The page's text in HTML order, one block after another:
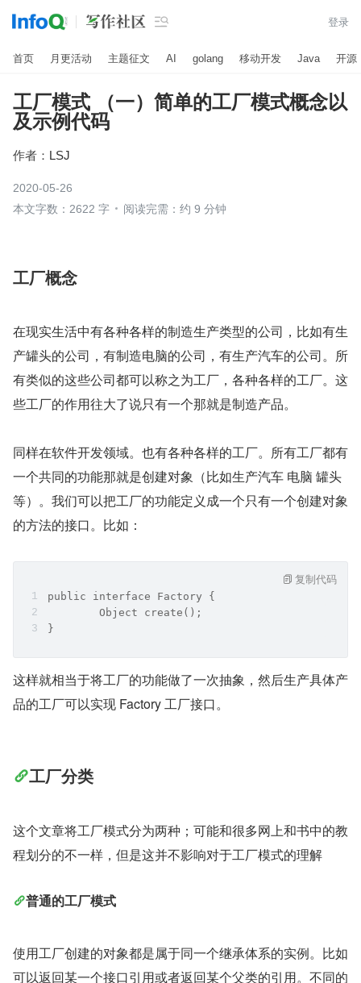
 登录
首页 月更活动 主题征文 AI golang 移动开发 Java 开源
工厂模式 （一）简单的工厂模式概念以
及示例代码
作者： LSJ
2020-05-26
本文字数：2622 字
阅读完需：约 9 分钟
工厂概念
在现实生活中有各种各样的制造生产类型的公司，比如有生
产罐头的公司，有制造电脑的公司，有生产汽车的公司。所
有类似的这些公司都可以称之为工厂，各种各样的工厂。这
些工厂的作用往大了说只有一个那就是制造产品。
同样在软件开发领域。也有各种各样的工厂。所有工厂都有
一个共同的功能那就是创建对象（比如生产汽车 电脑 罐头
等）。我们可以把工厂的功能定义成一个只有一个创建对象
的方法的接口。比如：
public interface Factory {
	Object create();
}
复制代码
这样就相当于将工厂的功能做了一次抽象，然后生产具体产
品的工厂可以实现 Factory 工厂接口。
工厂分类
这个文章将工厂模式分为两种；可能和很多网上和书中的教
程划分的不一样，但是这并不影响对于工厂模式的理解
普通的工厂模式
使用工厂创建的对象都是属于同一个继承体系的实例。比如
可以返回某一个接口引用或者返回某个父类的引用。不同的